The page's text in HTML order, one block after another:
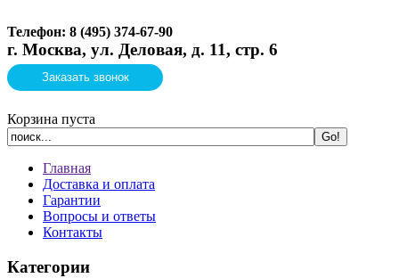
Телефон: 8 (495) 374-67-90
г. Москва, ул. Деловая, д. 11, стр. 6
Заказать звонок
Корзина пуста
Главная
Доставка и оплата
Гарантии
Вопросы и ответы
Контакты
Категории